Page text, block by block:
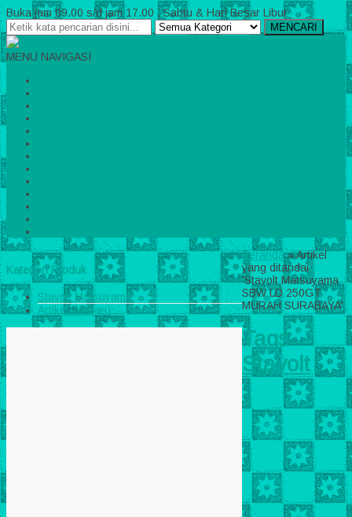
Buka jam 09.00 s/d jam 17.00 , Sabtu & Hari Besar Libur
MENCARI
MENU NAVIGASI
Kategori Produk
Stavolt Matsuyama
Artikel Terbaru
Beranda»Artikel
yang ditandai
'Stavolt Matsuyama
SBW LD 250GT
MURAH SURABAYA'
Tags
Stavolt